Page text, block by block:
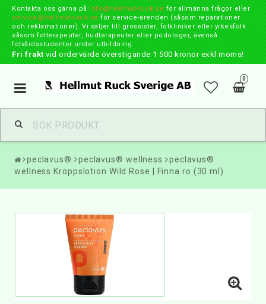
Kontakta oss gärna på info@hellmut-ruck.se för allmänna frågor eller
service@hellmut-ruck.se för service-ärenden (såsom reparationer
och reklamationer). Vi säljer till grossister, fotkliniker eller yrkesfolk
såsom fotterapeuter, hudterapeuter eller podologer, ävenså
fotvårdsstudenter under utbildning.
Fri frakt vid ordervärde överstigande 1 500 kronor exkl moms!
0
Toggle
navigation
peclavus® peclavus® wellness
peclavus®
wellness Kroppslotion Wild Rose | Finna ro (30 ml)